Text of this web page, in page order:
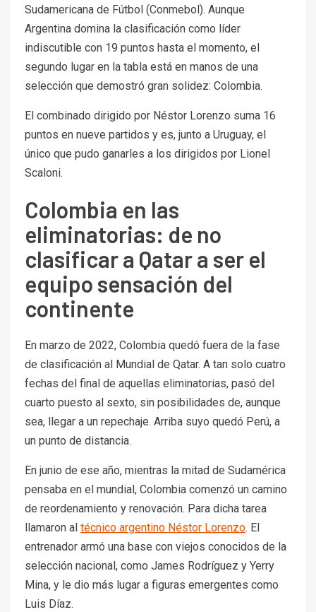
Sudamericana de Fútbol (Conmebol). Aunque
Argentina domina la clasificación como líder
indiscutible con 19 puntos hasta el momento, el
segundo lugar en la tabla está en manos de una
selección que demostró gran solidez: Colombia.
El combinado dirigido por Néstor Lorenzo suma 16
puntos en nueve partidos y es, junto a Uruguay, el
único que pudo ganarles a los dirigidos por Lionel
Scaloni.
Colombia en las
eliminatorias: de no
clasificar a Qatar a ser el
equipo sensación del
continente
En marzo de 2022, Colombia quedó fuera de la fase
de clasificación al Mundial de Qatar. A tan solo cuatro
fechas del final de aquellas eliminatorias, pasó del
cuarto puesto al sexto, sin posibilidades de, aunque
sea, llegar a un repechaje. Arriba suyo quedó Perú, a
un punto de distancia.
En junio de ese año, mientras la mitad de Sudamérica
pensaba en el mundial, Colombia comenzó un camino
de reordenamiento y renovación. Para dicha tarea
llamaron al técnico argentino Néstor Lorenzo. El
entrenador armó una base con viejos conocidos de la
selección nacional, como James Rodríguez y Yerry
Mina, y le dio más lugar a figuras emergentes como
Luis Díaz.